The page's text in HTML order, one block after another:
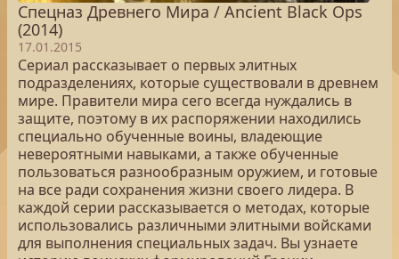
Спецназ Древнего Мира / Ancient Black Ops
(2014)
17.01.2015
Сериал рассказывает о первых элитных
подразделениях, которые существовали в древнем
мире. Правители мира сего всегда нуждались в
защите, поэтому в их распоряжении находились
специально обученные воины, владеющие
невероятными навыками, а также обученные
пользоваться разнообразным оружием, и готовые
на все ради сохранения жизни своего лидера. В
каждой серии рассказывается о методах, которые
использовались различными элитными войсками
для выполнения специальных задач. Вы узнаете